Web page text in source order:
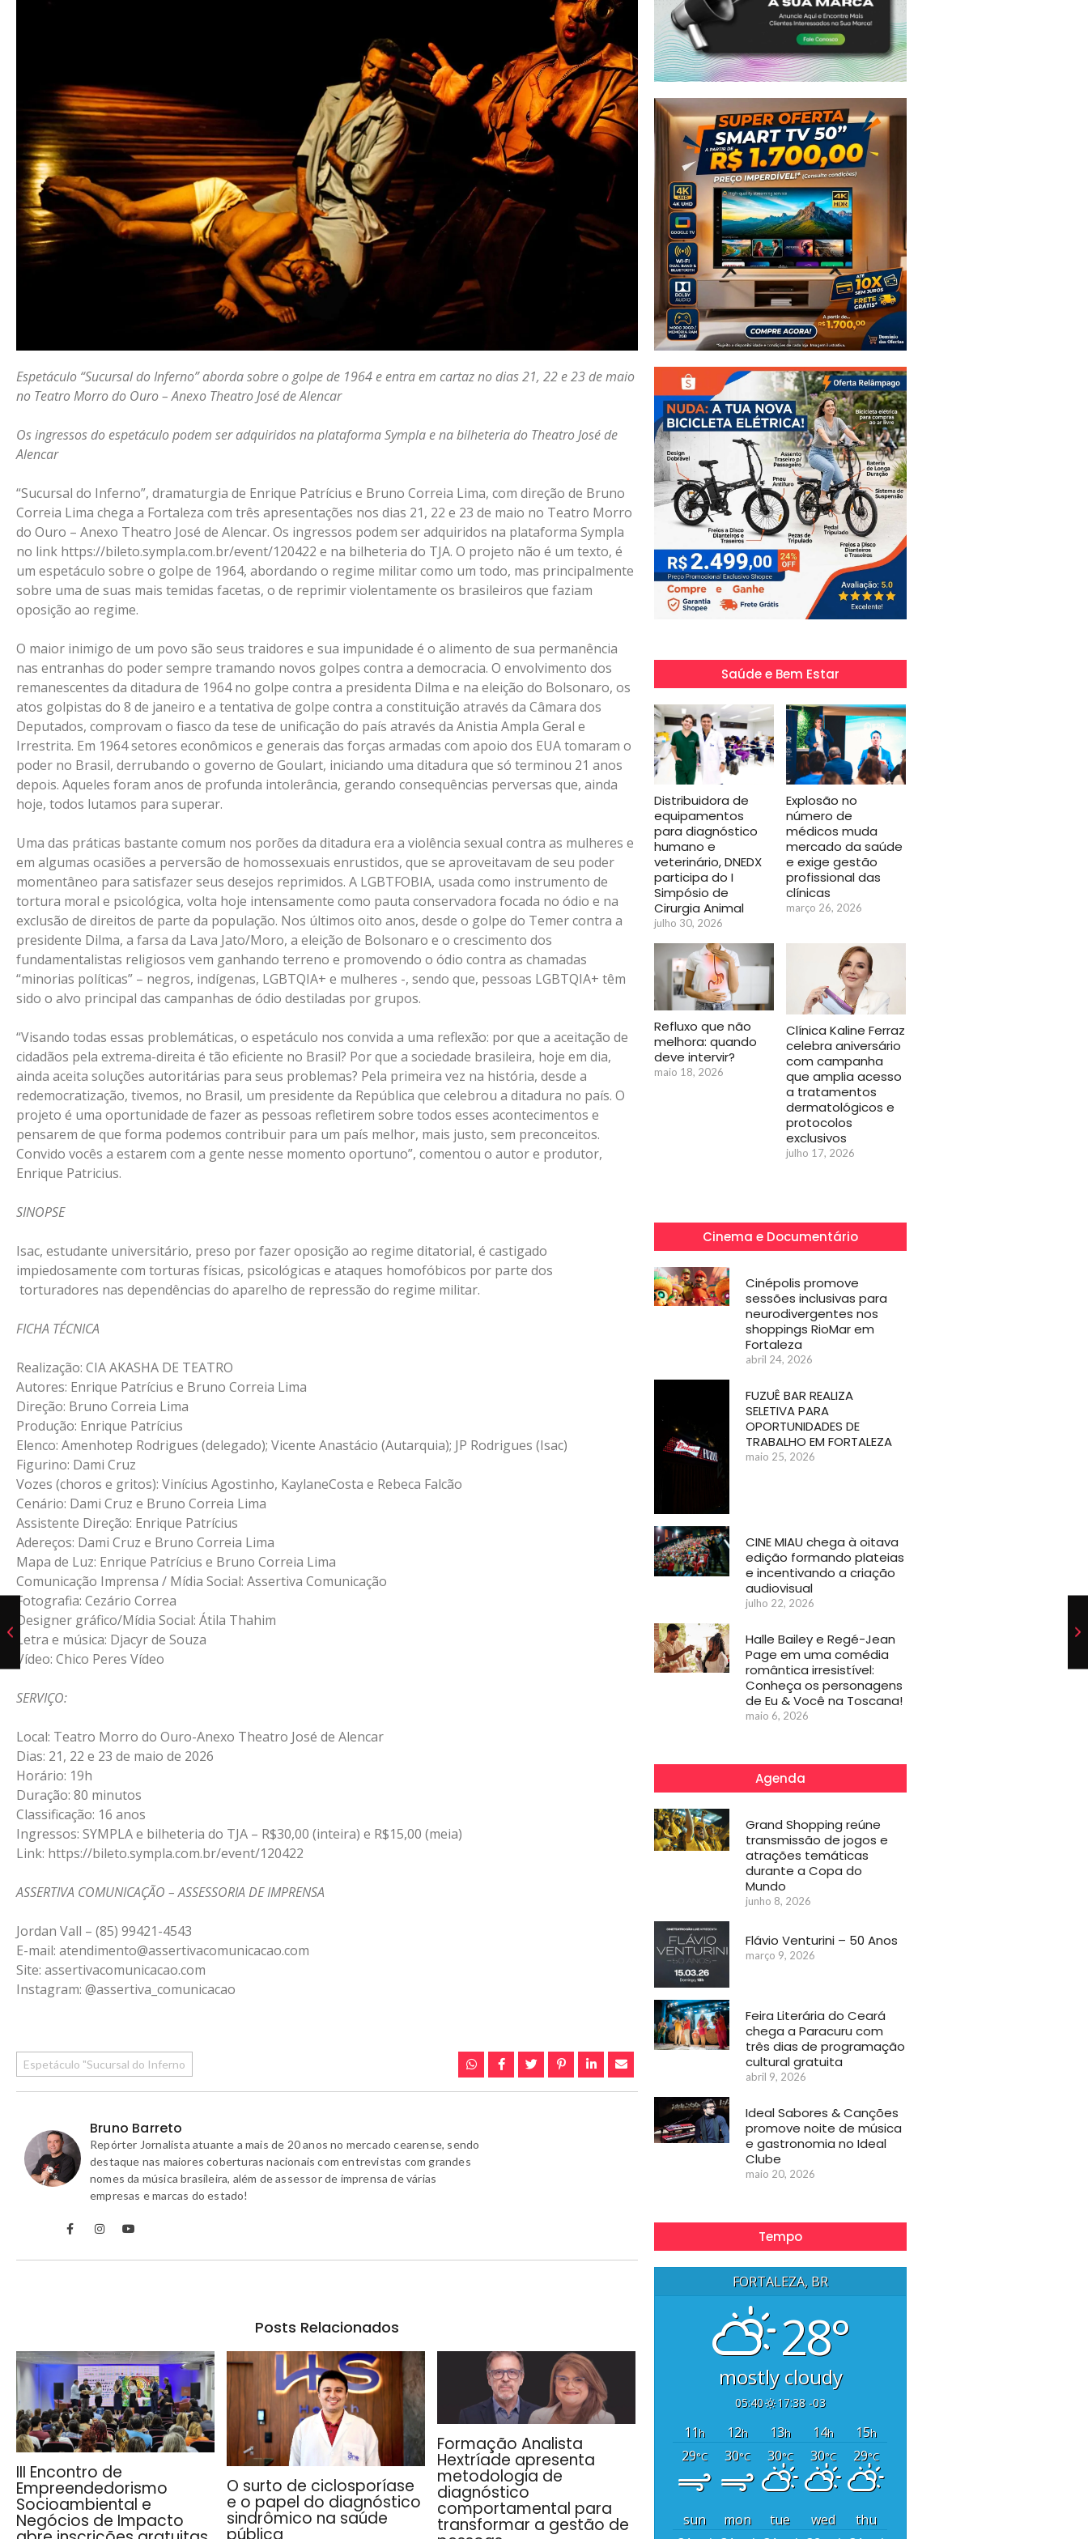
Espetáculo “Sucursal do Inferno” aborda sobre o golpe de 1964 e entra em cartaz no dias 21, 22 e 23 de maio
no Teatro Morro do Ouro – Anexo Theatro José de Alencar
Os ingressos do espetáculo podem ser adquiridos na plataforma Sympla e na bilheteria do Theatro José de
Alencar
“Sucursal do Inferno”, dramaturgia de Enrique Patrícius e Bruno Correia Lima, com direção de Bruno
Correia Lima chega a Fortaleza com três apresentações nos dias 21, 22 e 23 de maio no Teatro Morro
do Ouro – Anexo Theatro José de Alencar. Os ingressos podem ser adquiridos na plataforma Sympla
no link https://bileto.sympla.com.br/event/120422 e na bilheteria do TJA. O projeto não é um texto, é
um espetáculo sobre o golpe de 1964, abordando o regime militar como um todo, mas principalmente
sobre uma de suas mais temidas facetas, o de reprimir violentamente os brasileiros que faziam
oposição ao regime.
O maior inimigo de um povo são seus traidores e sua impunidade é o alimento de sua permanência
nas entranhas do poder sempre tramando novos golpes contra a democracia. O envolvimento dos
remanescentes da ditadura de 1964 no golpe contra a presidenta Dilma e na eleição do Bolsonaro, os
atos golpistas do 8 de janeiro e a tentativa de golpe contra a constituição através da Câmara dos
Deputados, comprovam o fiasco da tese de unificação do país através da Anistia Ampla Geral e
Irrestrita. Em 1964 setores econômicos e generais das forças armadas com apoio dos EUA tomaram o
poder no Brasil, derrubando o governo de Goulart, iniciando uma ditadura que só terminou 21 anos
depois. Aqueles foram anos de profunda intolerância, gerando consequências perversas que, ainda
hoje, todos lutamos para superar.
Uma das práticas bastante comum nos porões da ditadura era a violência sexual contra as mulheres e
em algumas ocasiões a perversão de homossexuais enrustidos, que se aproveitavam de seu poder
momentâneo para satisfazer seus desejos reprimidos. A LGBTFOBIA, usada como instrumento de
tortura moral e psicológica, volta hoje intensamente como pauta conservadora focada no ódio e na
exclusão de direitos de parte da população. Nos últimos oito anos, desde o golpe do Temer contra a
presidente Dilma, a farsa da Lava Jato/Moro, a eleição de Bolsonaro e o crescimento dos
fundamentalistas religiosos vem ganhando terreno e promovendo o ódio contra as chamadas
“minorias políticas” – negros, indígenas, LGBTQIA+ e mulheres -, sendo que, pessoas LGBTQIA+ têm
sido o alvo principal das campanhas de ódio destiladas por grupos.
“Visando todas essas problemáticas, o espetáculo nos convida a uma reflexão: por que a aceitação de
cidadãos pela extrema-direita é tão eficiente no Brasil? Por que a sociedade brasileira, hoje em dia,
ainda aceita soluções autoritárias para seus problemas? Pela primeira vez na história, desde a
redemocratização, tivemos, no Brasil, um presidente da República que celebrou a ditadura no país. O
projeto é uma oportunidade de fazer as pessoas refletirem sobre todos esses acontecimentos e
pensarem de que forma podemos contribuir para um país melhor, mais justo, sem preconceitos.
Convido vocês a estarem com a gente nesse momento oportuno”, comentou o autor e produtor,
Enrique Patricius.
SINOPSE
Isac, estudante universitário, preso por fazer oposição ao regime ditatorial, é castigado
impiedosamente com torturas físicas, psicológicas e ataques homofóbicos por parte dos
torturadores nas dependências do aparelho de repressão do regime militar.
FICHA TÉCNICA
Realização: CIA AKASHA DE TEATRO
Autores: Enrique Patrícius e Bruno Correia Lima
Direção: Bruno Correia Lima
Produção: Enrique Patrícius
Elenco: Amenhotep Rodrigues (delegado); Vicente Anastácio (Autarquia); JP Rodrigues (Isac)
Figurino: Dami Cruz
Vozes (choros e gritos): Vinícius Agostinho, KaylaneCosta e Rebeca Falcão
Cenário: Dami Cruz e Bruno Correia Lima
Assistente Direção: Enrique Patrícius
Adereços: Dami Cruz e Bruno Correia Lima
Mapa de Luz: Enrique Patrícius e Bruno Correia Lima
Comunicação Imprensa / Mídia Social: Assertiva Comunicação
Fotografia: Cezário Correa
Designer gráfico/Mídia Social: Átila Thahim
Letra e música: Djacyr de Souza
Vídeo: Chico Peres Vídeo
SERVIÇO:
Local: Teatro Morro do Ouro-Anexo Theatro José de Alencar
Dias: 21, 22 e 23 de maio de 2026
Horário: 19h
Duração: 80 minutos
Classificação: 16 anos
Ingressos: SYMPLA e bilheteria do TJA – R$30,00 (inteira) e R$15,00 (meia)
Link: https://bileto.sympla.com.br/event/120422
ASSERTIVA COMUNICAÇÃO – ASSESSORIA DE IMPRENSA
Jordan Vall – (85) 99421-4543
E-mail: atendimento@assertivacomunicacao.com
Site: assertivacomunicacao.com
Instagram: @assertiva_comunicacao
Espetáculo "Sucursal do Inferno
Bruno Barreto
Repórter Jornalista atuante a mais de 20 anos no mercado cearense, sendo
destaque nas maiores coberturas nacionais com entrevistas com grandes
nomes da música brasileira, além de assessor de imprensa de várias
empresas e marcas do estado!
Posts Relacionados
III Encontro de
Empreendedorismo
Socioambiental e
Negócios de Impacto
O surto de ciclosporíase
e o papel do diagnóstico
sindrômico na saúde
pública
Formação Analista
Hextríade apresenta
metodologia de
diagnóstico
comportamental para
transformar a gestão de
Saúde e Bem Estar
Distribuidora de
equipamentos
para diagnóstico
humano e
veterinário, DNEDX
participa do I
Simpósio de
Cirurgia Animal
julho 30, 2026
Explosão no
número de
médicos muda
mercado da saúde
e exige gestão
profissional das
clínicas
março 26, 2026
Refluxo que não
melhora: quando
deve intervir?
maio 18, 2026
Clínica Kaline Ferraz
celebra aniversário
com campanha
que amplia acesso
a tratamentos
dermatológicos e
protocolos
exclusivos
julho 17, 2026
Cinema e Documentário
Cinépolis promove
sessões inclusivas para
neurodivergentes nos
shoppings RioMar em
Fortaleza
abril 24, 2026
FUZUÊ BAR REALIZA
SELETIVA PARA
OPORTUNIDADES DE
TRABALHO EM FORTALEZA
maio 25, 2026
CINE MIAU chega à oitava
edição formando plateias
e incentivando a criação
audiovisual
julho 22, 2026
Halle Bailey e Regé-Jean
Page em uma comédia
romântica irresistível:
Conheça os personagens
de Eu & Você na Toscana!
maio 6, 2026
Agenda
Grand Shopping reúne
transmissão de jogos e
atrações temáticas
durante a Copa do
Mundo
junho 8, 2026
Flávio Venturini – 50 Anos
março 9, 2026
Feira Literária do Ceará
chega a Paracuru com
três dias de programação
cultural gratuita
abril 9, 2026
Ideal Sabores & Canções
promove noite de música
e gastronomia no Ideal
Clube
maio 20, 2026
Tempo
FORTALEZA, BR
28°
mostly cloudy
05:40 17:38 -03
11h 12h 13h 14h 15h
29°C 30°C 30°C 30°C 29°C
sun mon tue wed
thu